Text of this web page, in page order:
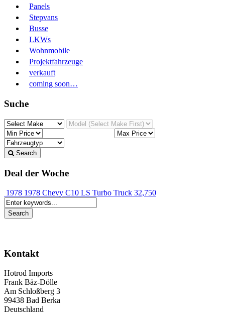
Panels
Stepvans
Busse
LKWs
Wohnmobile
Projektfahrzeuge
verkauft
coming soon…
Suche
Search
Deal der Woche
1978 1978 Chevy C10 LS Turbo Truck 32,750
Kontakt
Hotrod Imports
Frank Bäz-Dölle
Am Schloßberg 3
99438 Bad Berka
Deutschland